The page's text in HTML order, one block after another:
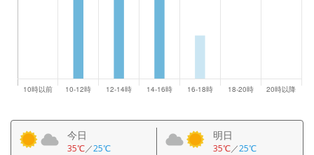
今日
35℃／25℃
明日
35℃／25℃